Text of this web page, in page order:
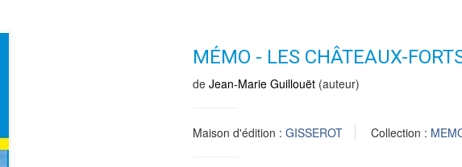
MÉMO - LES CHÂTEAUX-
de Jean-Marie Guillouët (auteur)
Maison d'édition : GISSEROT Collection :